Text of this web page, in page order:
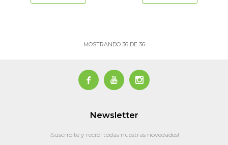
MOSTRANDO 36DE 36
  
Newsletter
¡Suscribite y recibí todas nuestras novedades!